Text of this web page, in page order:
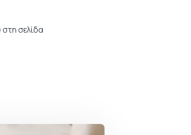
στη σελίδα